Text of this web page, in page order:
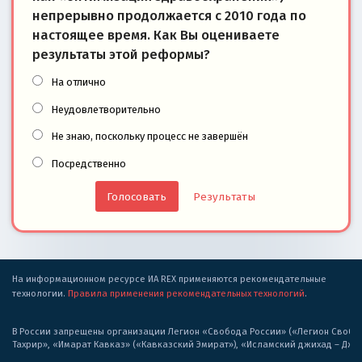
непрерывно продолжается с 2010 года по
настоящее время. Как Вы оцениваете
результаты этой реформы?
На отлично
Неудовлетворительно
Не знаю, поскольку процесс не завершён
Посредственно
Результаты
На информационном ресурсе ИА REX применяются рекомендательные
технологии. Правила применения рекомендательных технологий.
В России запрещены организации Легион «Свобода России» («Легион
Тахрир», «Имарат Кавказ» («Кавказский Эмират»), «Исламский джихад –